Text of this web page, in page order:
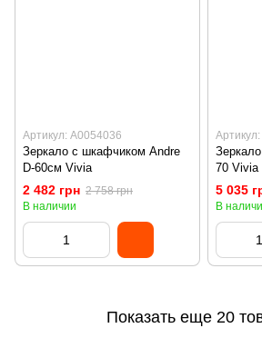
Артикул: А0054036
Зеркало с шкафчиком Andre
D-60см Vivia
2 482 грн 2 758 грн
В наличии
70 Vivia
белый
5 035
В
Показать еще 20